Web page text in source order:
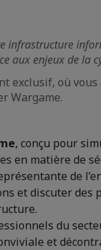
infrastructure
aux enjeux de la
exclusif, où vous
Wargame.
, conçu pour
en matière de
de
et discuter des
du
et